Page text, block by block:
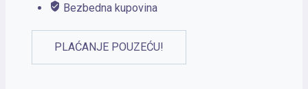
Bezbedna kupovina
PLAĆANJE POUZEĆU!